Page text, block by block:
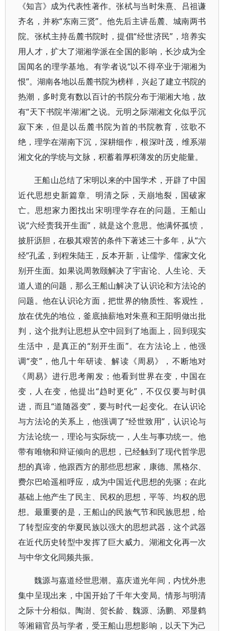
《知言》成为代表性著作。张栻与当时朱熹、吕祖谦
齐名，并称“东南三贤”。他先后主讲岳麓、城南两书
院。张栻主持岳麓书院时，提倡“经世济民”，培养实
用人才，扩大了湖湘学派在全国的影响，长沙成为全
国闻名的理学基地。有学者说“以不得卒业于湖湘为
恨”。湖南各地以岳麓书院为榜样，兴起了建立书院的
热潮，多时竟有数以百计的书院分布于湖湘大地，故
有“天下书院半湖湘”之说。元明之际湖湘文化似乎沉
寂下来，但是以岳麓书院为首的书院教育，弦歌不
绝，理学在湖南下沉，深耕细作，根深叶茂，维系湖
湘文化的学统与文脉，积蓄着厚积薄发的历史能量。
王船山总结了宋明以来的中国学术，开辟了中国
近代思想史新篇章。明清之际，天崩地裂，国破家
亡。思想家力图找出宋明理学存在的问题。王船山
说“六经责我开生面”，就是这个意思。他满怀孤愤，
披肝沥胆，在极其艰苦的条件下著述三十多年，从“六
经”孔孟，到程朱陆王，反本开新，让儒学、儒家文化
别开生面。如果说周敦颐解决了宇宙论、人生论、天
道人道的问题，那么王船山解决了认识论和方法论的
问题。他在认识论方面，把世界的物质性、客观性，
放在优先的地位，釜底抽薪地对朱熹和王阳明做出批
判，这个批判让思想从空中回到了地面上，回到现实
生活中，是真正的“别开生面”。在方法论上，他强
调“变”，他几十年研读、解读《周易》，不断地对
《周易》进行思考阐发；他看到世界在变，中国在
变，人在变，他提出“趋时更化”，不仅仅要与时俱
进，而且“道随器变”，要与时代一起变化。在认识论
与方法论的关系上，他强调了“经世致用”，认识论与
方法论统一，理论与实际统一，人生与事功统一。他
带有唯物和辩证倾向的思想，已经触到了现代哲学思
想的真谛，他跟西方的那些思想家，康德、黑格尔、
费尔巴哈遥相呼应，成为中国近代思想的先驱；在此
基础上他产生了民主、民权的思想，平等、均权的思
想。最重要的是，王船山的民族气节和民族思想，给
了转型应变的华夏民族以强大的思想武器，这个武器
在近代历史转型中发挥了巨大威力。湖湘文化再一次
与中华文化同频共振。
魏源与嘉道经世思潮。嘉庆道光年间，内忧外患
集中呈现出来，中国开始了千年大变局。情形与明清
之际十分相似。陶澍、贺长龄、魏源、汤鹏、邓显鹤
等湘籍官员与学者，受王船山思想影响，以天下为己